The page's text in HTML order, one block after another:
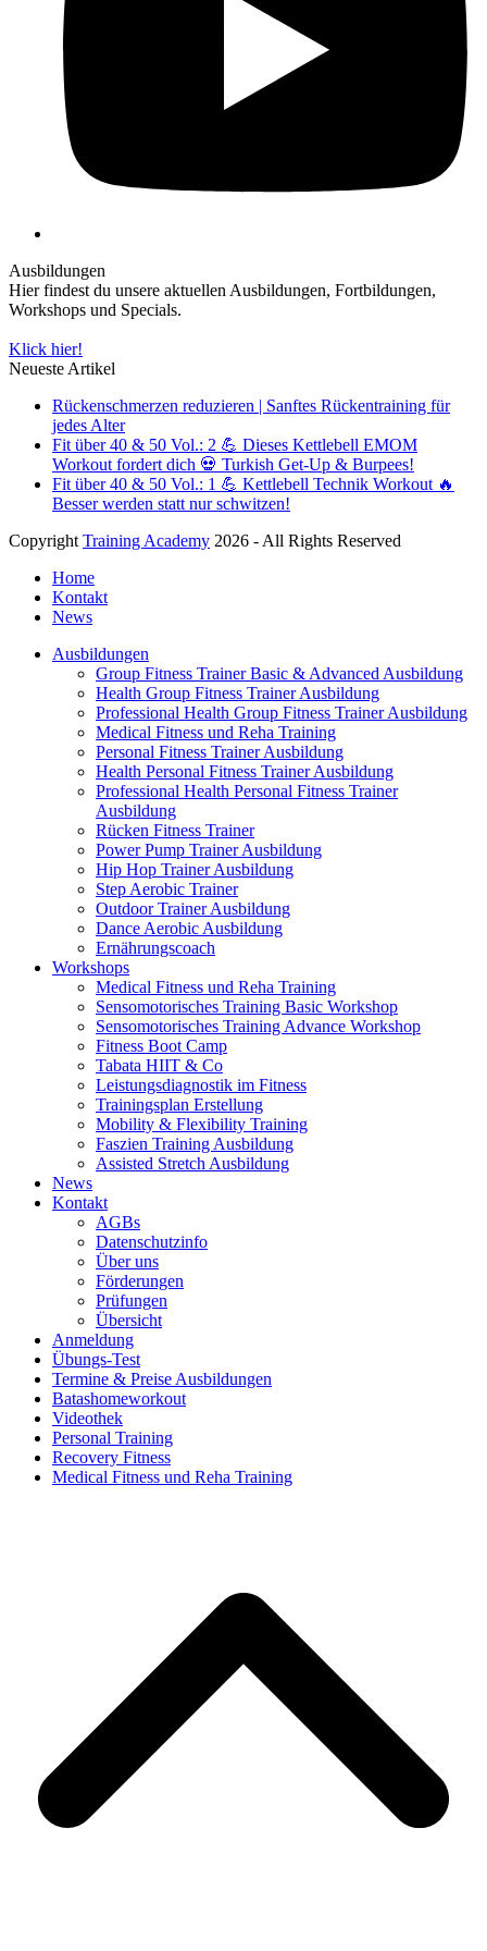
Ausbildungen
Hier findest du unsere aktuellen Ausbildungen, Fortbildungen,
Workshops und Specials.
Klick hier!
Neueste Artikel
Rückenschmerzen reduzieren | Sanftes Rückentraining für
jedes Alter
Fit über 40 & 50 Vol.: 2 💪 Dieses Kettlebell EMOM
Workout fordert dich 💀 Turkish Get-Up & Burpees!
Fit über 40 & 50 Vol.: 1 💪 Kettlebell Technik Workout 🔥
Besser werden statt nur schwitzen!
Copyright Training Academy 2026 - All Rights Reserved
Home
Kontakt
News
Ausbildungen
Group Fitness Trainer Basic & Advanced Ausbildung
Health Group Fitness Trainer Ausbildung
Professional Health Group Fitness Trainer Ausbildung
Medical Fitness und Reha Training
Personal Fitness Trainer Ausbildung
Health Personal Fitness Trainer Ausbildung
Professional Health Personal Fitness Trainer
Ausbildung
Rücken Fitness Trainer
Power Pump Trainer Ausbildung
Hip Hop Trainer Ausbildung
Step Aerobic Trainer
Outdoor Trainer Ausbildung
Dance Aerobic Ausbildung
Ernährungscoach
Workshops
Medical Fitness und Reha Training
Sensomotorisches Training Basic Workshop
Sensomotorisches Training Advance Workshop
Fitness Boot Camp
Tabata HIIT & Co
Leistungsdiagnostik im Fitness
Trainingsplan Erstellung
Mobility & Flexibility Training
Faszien Training Ausbildung
Assisted Stretch Ausbildung
News
Kontakt
AGBs
Datenschutzinfo
Über uns
Förderungen
Prüfungen
Übersicht
Anmeldung
Übungs-Test
Termine & Preise Ausbildungen
Batashomeworkout
Videothek
Personal Training
Recovery Fitness
Medical Fitness und Reha Training